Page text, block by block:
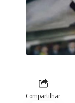
Compartilhar